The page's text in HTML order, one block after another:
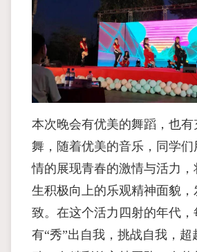
本次晚会有优美的舞蹈，也
舞，随着优美的音乐，同学
情的展现青春的激情与活力
生积极向上的乐观精神面貌
致。在这个活力四射的年代，
有“秀”出自我，挑战自我，超